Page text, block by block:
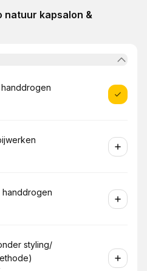
natuur kapsalon &
handdrogen
styling/